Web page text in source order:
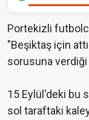
Portekizli
"Beşiktaş için
sorusuna
15 Eylül'deki bu
sol taraftaki